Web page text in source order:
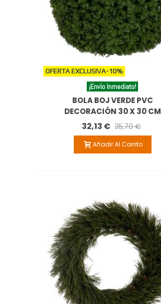
OFERTA EXCLUSIVA-10%
¡Envío Inmediato!
BOLA BOJ VERDE PVC
DECORACIÓN 30 X 30 CM
32,13 € 35,70 €
Añadir Al Carrito